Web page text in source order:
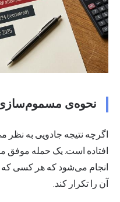
نحوه‌ی مسموم‌سازی
اگرچه نتیجه جادویی به نظر
افتاده است. یک حمله
انجام می‌شود که هر کسی که
آن را تکرار کند.